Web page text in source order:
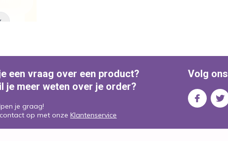
een vraag over een product?
je meer weten over je order?
je graag!
op met onze Klantenservice
Volg ons